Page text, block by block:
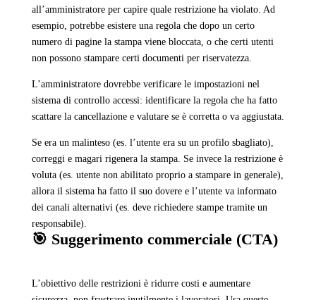
all’amministratore per capire quale restrizione ha violato. Ad
esempio, potrebbe esistere una regola che dopo un certo
numero di pagine la stampa viene bloccata, o che certi utenti
non possono stampare certi documenti per riservatezza.
L’amministratore dovrebbe verificare le impostazioni nel
sistema di controllo accessi: identificare la regola che ha fatto
scattare la cancellazione e valutare se è corretta o va aggiustata.
Se era un malinteso (es. l’utente era su un profilo sbagliato),
correggi e magari rigenera la stampa. Se invece la restrizione è
voluta (es. utente non abilitato proprio a stampare in generale),
allora il sistema ha fatto il suo dovere e l’utente va informato
dei canali alternativi (es. deve richiedere stampe tramite un
responsabile).
🎯 Suggerimento commerciale (CTA)
L’obiettivo delle restrizioni è ridurre costi e aumentare